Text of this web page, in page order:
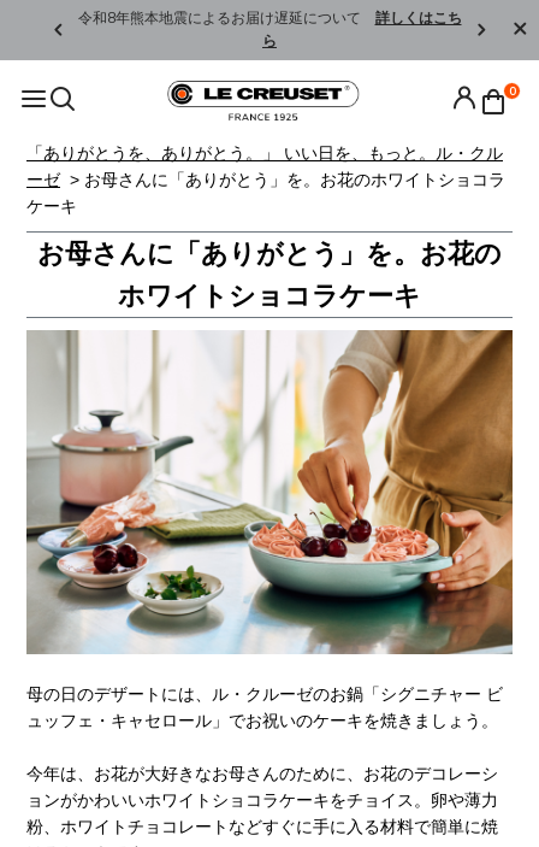
令和8年熊本地震によるお届け遅延について 詳しくはこち
ら
0
「ありがとうを、ありがとう。」 いい日を、もっと。ル・クル
ーゼ> お母さんに「ありがとう」を。お花のホワイトショコラ
ケーキ
お母さんに「ありがとう」を。お花の
ホワイトショコラケーキ
母の日のデザートには、ル・クルーゼのお鍋「シグニチャー ビ
ュッフェ・キャセロール」でお祝いのケーキを焼きましょう。
今年は、お花が大好きなお母さんのために、お花のデコレーシ
ョンがかわいいホワイトショコラケーキをチョイス。卵や薄力
粉、ホワイトチョコレートなどすぐに手に入る材料で簡単に焼